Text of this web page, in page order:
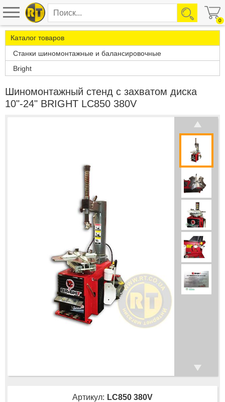
0
Каталог товаров
Станки шиномонтажные и балансировочные
Bright
Шиномонтажный стенд с захватом диска
10"-24" BRIGHT LC850 380V
Артикул: LC850 380V